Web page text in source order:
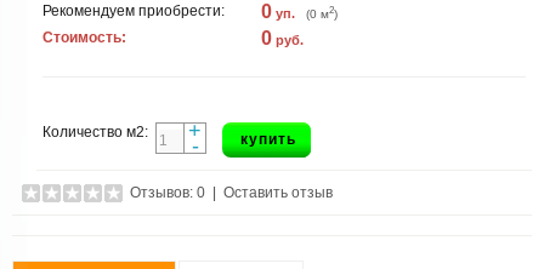
Рекомендуем приобрести: 0 уп. (0 м2)
Стоимость: 0 руб.
Количество м2: +
- купить
Отзывов: 0 Оставить отзыв